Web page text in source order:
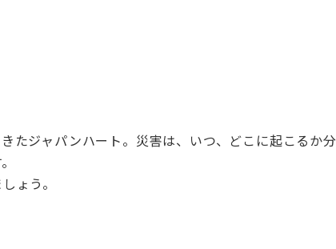
たジャパンハート。災害は、いつ、どこに起こるか
ょう。